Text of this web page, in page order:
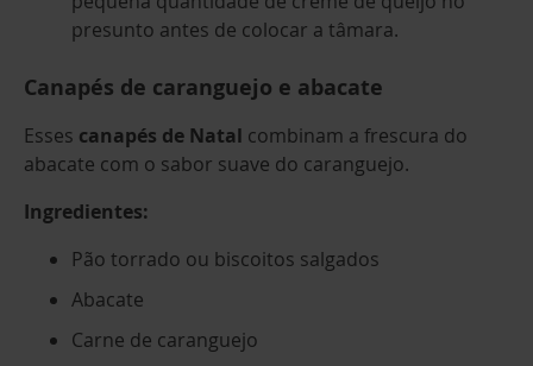
presunto antes de colocar a tâmara.
Canapés de caranguejo e abacate
Esses canapés de Natal combinam a frescura do
abacate com o sabor suave do caranguejo.
Ingredientes:
Pão torrado ou biscoitos salgados
Abacate
Carne de caranguejo